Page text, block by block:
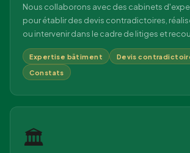
Nous collaborons avec des cabinets
pour établir des devis contradictoires,
ou intervenir dans le cadre de litiges et
Expertise bâtiment Devis
Constats
🏛